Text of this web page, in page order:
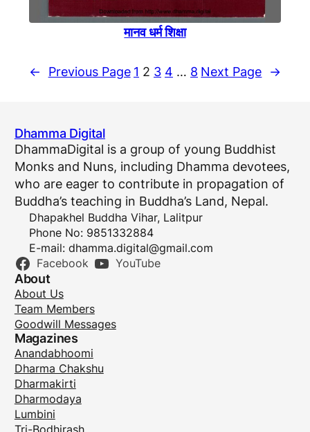
मानव धर्म शिक्षा
← Previous Page 1 2 3 4 … 8 Next Page →
Dhamma Digital
DhammaDigital is a group of young Buddhist
Monks and Nuns, including Dhamma devotees,
who are eager to contribute in propagation of
Buddha’s teaching in Buddha’s Land, Nepal.
Dhapakhel Buddha Vihar, Lalitpur
Phone No: 9851332884
E-mail: dhamma.digital@gmail.com
Facebook YouTube
About
About Us
Team Members
Goodwill Messages
Magazines
Anandabhoomi
Dharma Chakshu
Dharmakirti
Dharmodaya
Lumbini
Tri-Bodhirash